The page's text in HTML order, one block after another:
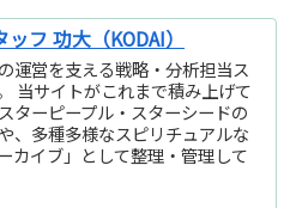
フ 功大（KODAI）
運営を支える戦略・分析担当ス
当サイトがこれまで積み上げて
ターピープル・スターシードの
、多種多様なスピリチュアルな
カイブ」として整理・管理して